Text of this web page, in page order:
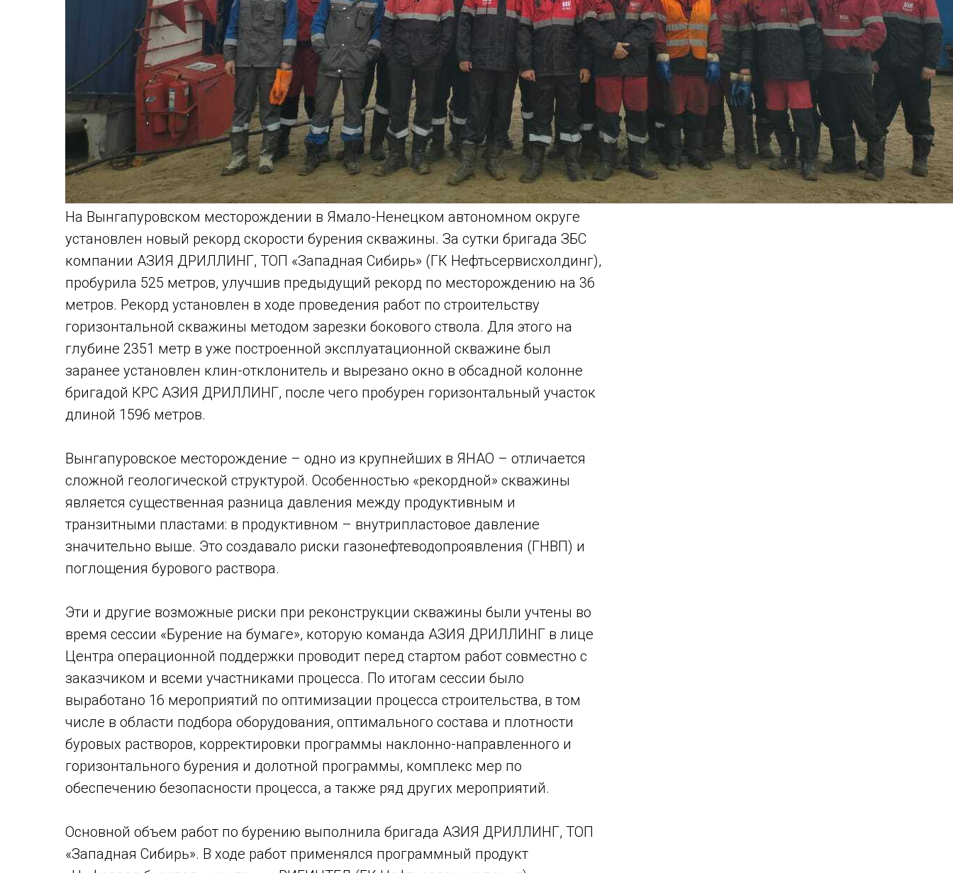
На Вынгапуровском месторождении в Ямало-Ненецком автономном округе
установлен новый рекорд скорости бурения скважины. За сутки бригада ЗБС
компании АЗИЯ ДРИЛЛИНГ, ТОП «Западная Сибирь» (ГК Нефтьсервисхолдинг),
пробурила 525 метров, улучшив предыдущий рекорд по месторождению на 36
метров. Рекорд установлен в ходе проведения работ по строительству
горизонтальной скважины методом зарезки бокового ствола. Для этого на
глубине 2351 метр в уже построенной эксплуатационной скважине был
заранее установлен клин-отклонитель и вырезано окно в обсадной колонне
бригадой КРС АЗИЯ ДРИЛЛИНГ, после чего пробурен горизонтальный участок
длиной 1596 метров.
Вынгапуровское месторождение – одно из крупнейших в ЯНАО – отличается
сложной геологической структурой. Особенностью «рекордной» скважины
является существенная разница давления между продуктивным и
транзитными пластами: в продуктивном – внутрипластовое давление
значительно выше. Это создавало риски газонефтеводопроявления (ГНВП) и
поглощения бурового раствора.
Эти и другие возможные риски при реконструкции скважины были учтены во
время сессии «Бурение на бумаге», которую команда АЗИЯ ДРИЛЛИНГ в лице
Центра операционной поддержки проводит перед стартом работ совместно с
заказчиком и всеми участниками процесса. По итогам сессии было
выработано 16 мероприятий по оптимизации процесса строительства, в том
числе в области подбора оборудования, оптимального состава и плотности
буровых растворов, корректировки программы наклонно-направленного и
горизонтального бурения и долотной программы, комплекс мер по
обеспечению безопасности процесса, а также ряд других мероприятий.
Основной объем работ по бурению выполнила бригада АЗИЯ ДРИЛЛИНГ, ТОП
«Западная Сибирь». В ходе работ применялся программный продукт